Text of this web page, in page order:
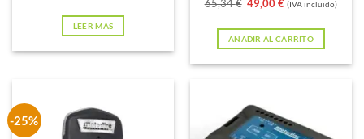
original
era:
61,86 €.
actual
es:
48,97 €.
LEER MÁS
65,34€
original
era:
65,34 €.
49,00€
actual
es:
49,00 €.
(IVA incluido)
AÑADIR AL CARRITO
-25%